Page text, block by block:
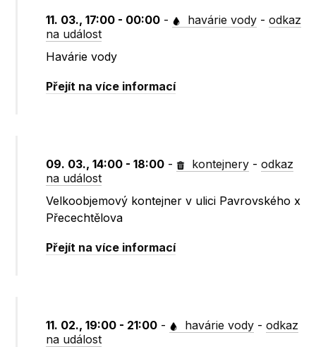
11. 03., 17:00 - 00:00 - havárie vody -odkaz
na událost
Havárie vody
Přejít na více informací
09. 03., 14:00 - 18:00 - kontejnery -odkaz
na událost
Velkoobjemový kontejner v ulici Pavrovského x
Přecechtělova
Přejít na více informací
11. 02., 19:00 - 21:00 - havárie vody -odkaz
na událost